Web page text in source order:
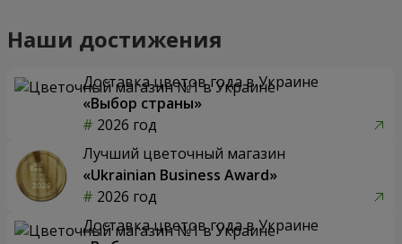
Наши достижения
Доставка цветов года в Украине
«Выбор страны»
2026 год
Лучший цветочный магазин
«Ukrainian Business Award»
2026 год
Доставка цветов года в Украине